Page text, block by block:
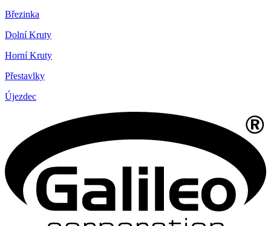
Březinka
Dolní Kruty
Horní Kruty
Přestavlky
Újezdec